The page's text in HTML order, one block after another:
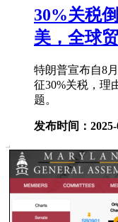
30%关税
美，全球
特朗普宣布自8
征30%关税，理
题。
发布时间：2025-